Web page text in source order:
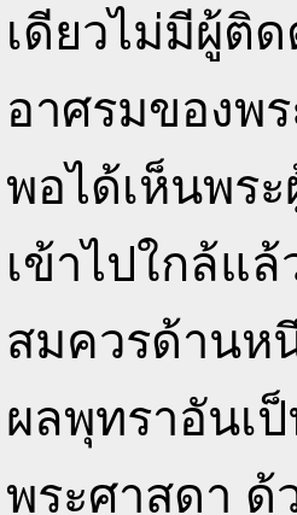
เดียวไม่มีผู้ติ
อาศรมของพ
พอได้เห็นพร
เข้าไปใกล้แ
สมควรด้านห
ผลพุทราอันเ
พระศาสดา ด้